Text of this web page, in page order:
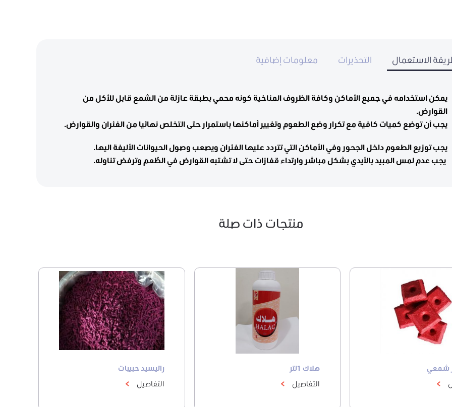
الاستعمال التحذيرات معلومات إضافية
يمكن استخدامه في جميع الأماكن وكافة الظروف المناخية كونه محمي بطبقة عازلة من الشمع قابل للأكل من
القوارض.
يجب أن توضع كميات كافية مع تكرار وضع الطعوم وتغيير أماكنها باستمرار حتى التخلص نهائيا من الفئران والقوارض.
يجب توزيع الطعوم داخل الجحور وفي الأماكن التي تتردد عليها الفئران ويصعب وصول الحيوانات الأليفة اليها.
يجب عدم لمس المبيد بالأيدي بشكل مباشر وارتداء قفازات حتى لا تشتبه القوارض في الطُعم وترفض تناوله.
منتجات ذات صلة
شمعي
هلاك 1لتر
التفاصيل
راتيسيد حبيبات
التفاصيل